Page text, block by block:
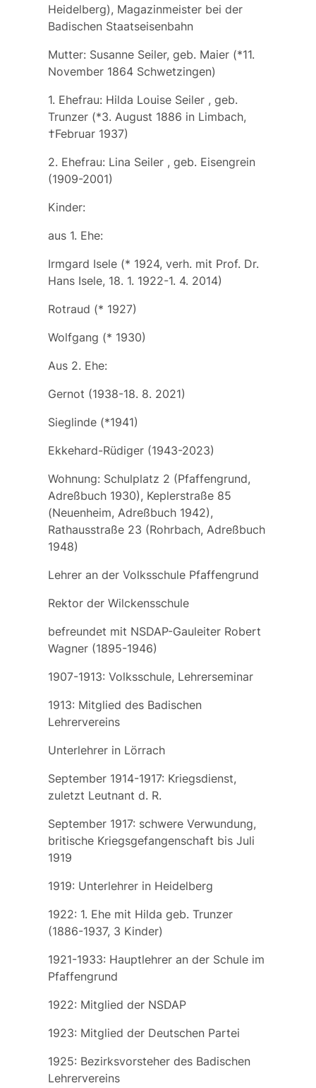
Heidelberg), Magazinmeister bei der
Badischen Staatseisenbahn
Mutter: Susanne Seiler, geb. Maier(*11.
November 1864 Schwetzingen)
1. Ehefrau: Hilda Louise Seiler, geb.
Trunzer(*3. August 1886 in Limbach,
†Februar 1937)
2. Ehefrau: Lina Seiler, geb. Eisengrein
(1909-2001)
Kinder:
aus 1. Ehe:
Irmgard Isele(* 1924, verh. mit Prof. Dr.
Hans Isele, 18. 1. 1922-1. 4. 2014)
Rotraud (* 1927)
Wolfgang (* 1930)
Aus 2. Ehe:
Gernot (1938-18. 8. 2021)
Sieglinde(*1941)
Ekkehard-Rüdiger(1943-2023)
Wohnung: Schulplatz 2 (Pfaffengrund,
Adreßbuch 1930), Keplerstraße 85
(Neuenheim, Adreßbuch 1942),
Rathausstraße 23 (Rohrbach, Adreßbuch
1948)
Lehrer an der Volksschule Pfaffengrund
Rektor der Wilckensschule
befreundet mit NSDAP-Gauleiter Robert
Wagner(1895-1946)
1907-1913: Volksschule, Lehrerseminar
1913: Mitglied des Badischen
Lehrervereins
Unterlehrer in Lörrach
September 1914-1917: Kriegsdienst,
zuletzt Leutnant d. R.
September 1917: schwere Verwundung,
britische Kriegsgefangenschaft bis Juli
1919
1919: Unterlehrer in Heidelberg
1922: 1. Ehe mit Hilda geb. Trunzer
(1886-1937, 3 Kinder)
1921-1933: Hauptlehrer an der Schule im
Pfaffengrund
1922: Mitglied der NSDAP
1923: Mitglied der Deutschen Partei
1925: Bezirksvorsteher des Badischen
Lehrervereins